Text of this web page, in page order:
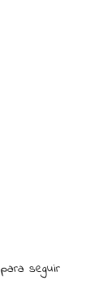
seguir